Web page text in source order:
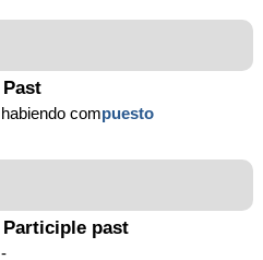
Past
habiendo compuesto
Participle past
-